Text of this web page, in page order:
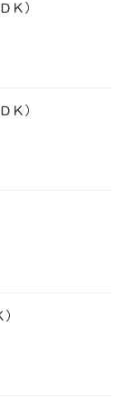
Ｋ）
Ｋ）